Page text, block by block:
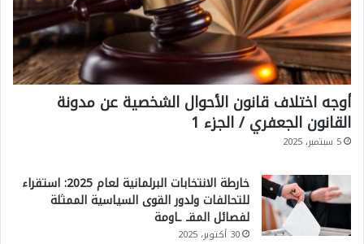
أوجه اختلاف قانون الأحوال الشخصية عن مدونة
القانون الجعفري / الجزء 1
5 سبتمبر، 2025
خارطة الانتخابات البرلمانية لعام 2025: استقراء
للتحالفات ولدور القوى السياسية الممثلة
لفصائل المقـ ـاومة
30 أكتوبر، 2025